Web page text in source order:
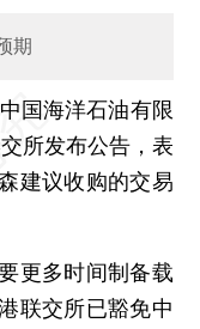
期
中国海洋石油有限
所发布公告，表
建议收购的交易
更多时间制备载
联交所已豁免中